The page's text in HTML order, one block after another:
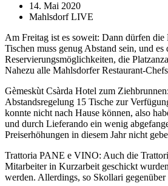
14. Mai 2020
Mahlsdorf LIVE
Am Freitag ist es soweit: Dann dürfen
Tischen muss genug Abstand sein, und
Reservierungsmöglichkeiten, die
Nahezu alle Mahlsdorfer Restaurant-
Gèmeskùt Csàrda Hotel zum
Abstandsregelung 15 Tische zur
konnte nicht nach Hause können, also
und durch Lieferando ein wenig
Preiserhöhungen in diesem Jahr nicht
Trattoria PANE e VINO: Auch die
Mitarbeiter in Kurzarbeit geschickt
werden. Allerdings, so Skollari